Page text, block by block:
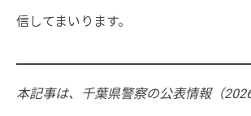
信してまいります。
本記事は、千葉県警察の公表情報（